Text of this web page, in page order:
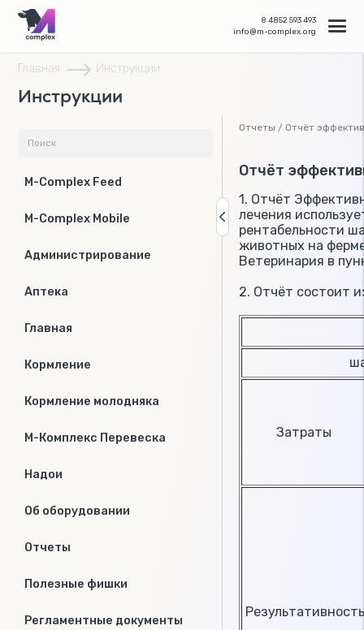
8 4852 593 493
info@m-complex.org
Главная Инструкции
Инструкции
M-Complex Feed
M-Complex Mobile
Администрирование
Аптека
Главная
Кормление
Кормление молодняка
М-Комплекс Перевеска
Надои
Об оборудовании
Отчеты
Полезные фишки
Регламентные документы
Отчеты / Отчёт
Отчёт
1. Отчёт
лечения
рентабельности
животных на
Ветеринария в
2. Отчёт состоит
шаблон
Затраты